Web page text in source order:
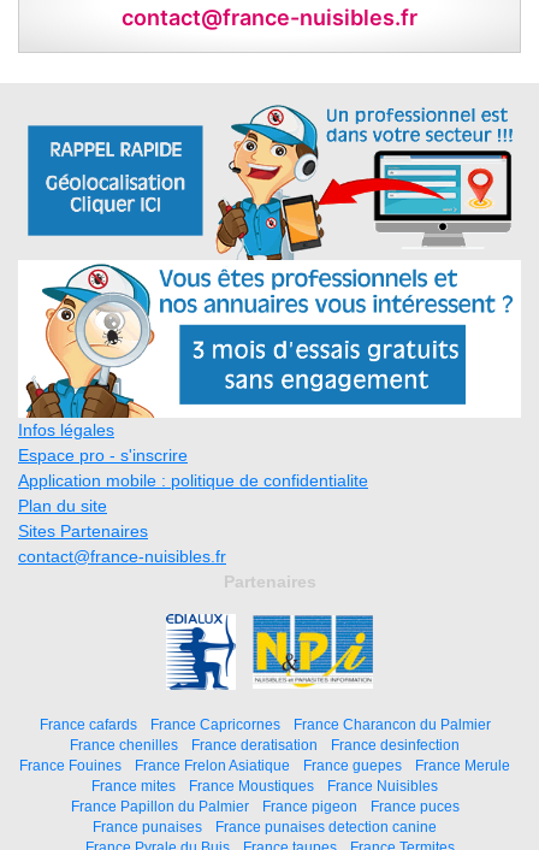
contact@france-nuisibles.fr
Infos légales
Espace pro - s'inscrire
Application mobile : politique de confidentialite
Plan du site
Sites Partenaires
contact@france-nuisibles.fr
Partenaires
France cafards France Capricornes
France Charancon du Palmier
France chenilles
France deratisation
France desinfection
France Fouines
France Frelon Asiatique France guepes
France Merule
France mites
France Moustiques
France Nuisibles
France Papillon du Palmier
France pigeon
France puces
France punaises
France punaises detection canine